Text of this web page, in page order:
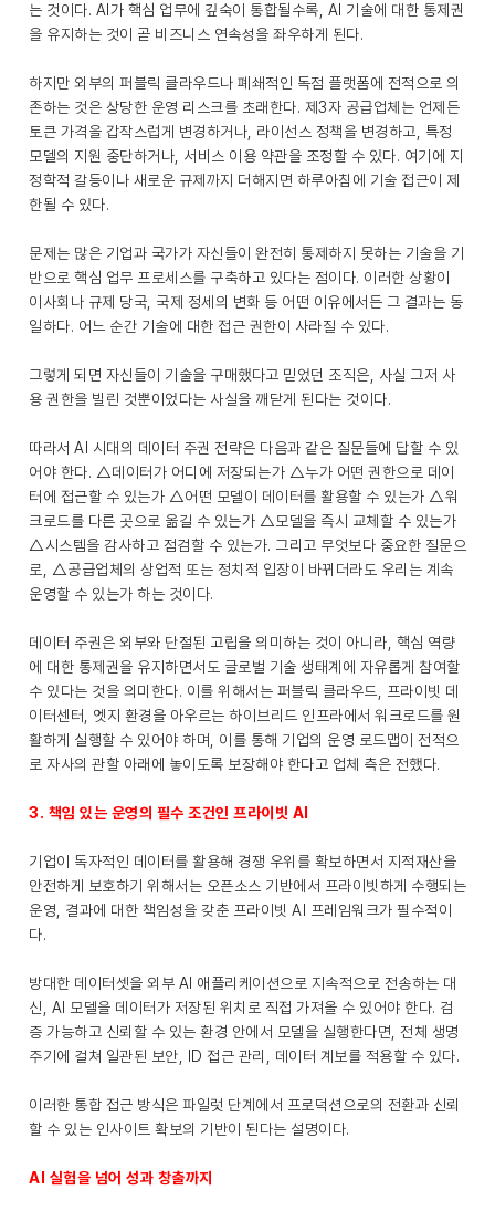
는 것이다. AI가 핵심 업무에 깊숙이 통합될수록, AI 기술에 대한 통제권
을 유지하는 것이 곧 비즈니스 연속성을 좌우하게 된다.
하지만 외부의 퍼블릭 클라우드나 폐쇄적인 독점 플랫폼에 전적으로 의
존하는 것은 상당한 운영 리스크를 초래한다. 제3자 공급업체는 언제든
토큰 가격을 갑작스럽게 변경하거나, 라이선스 정책을 변경하고, 특정
모델의 지원 중단하거나, 서비스 이용 약관을 조정할 수 있다. 여기에 지
정학적 갈등이나 새로운 규제까지 더해지면 하루아침에 기술 접근이 제
한될 수 있다.
문제는 많은 기업과 국가가 자신들이 완전히 통제하지 못하는 기술을 기
반으로 핵심 업무 프로세스를 구축하고 있다는 점이다. 이러한 상황이
이사회나 규제 당국, 국제 정세의 변화 등 어떤 이유에서든 그 결과는 동
일하다. 어느 순간 기술에 대한 접근 권한이 사라질 수 있다.
그렇게 되면 자신들이 기술을 구매했다고 믿었던 조직은, 사실 그저 사
용 권한을 빌린 것뿐이었다는 사실을 깨닫게 된다는 것이다.
따라서 AI 시대의 데이터 주권 전략은 다음과 같은 질문들에 답할 수 있
어야 한다. △데이터가 어디에 저장되는가 △누가 어떤 권한으로 데이
터에 접근할 수 있는가 △어떤 모델이 데이터를 활용할 수 있는가 △워
크로드를 다른 곳으로 옮길 수 있는가 △모델을 즉시 교체할 수 있는가
△시스템을 감사하고 점검할 수 있는가. 그리고 무엇보다 중요한 질문으
로, △공급업체의 상업적 또는 정치적 입장이 바뀌더라도 우리는 계속
운영할 수 있는가 하는 것이다.
데이터 주권은 외부와 단절된 고립을 의미하는 것이 아니라, 핵심 역량
에 대한 통제권을 유지하면서도 글로벌 기술 생태계에 자유롭게 참여할
수 있다는 것을 의미한다. 이를 위해서는 퍼블릭 클라우드, 프라이빗 데
이터센터, 엣지 환경을 아우르는 하이브리드 인프라에서 워크로드를 원
활하게 실행할 수 있어야 하며, 이를 통해 기업의 운영 로드맵이 전적으
로 자사의 관할 아래에 놓이도록 보장해야 한다고 업체 측은 전했다.
3. 책임 있는 운영의 필수 조건인 프라이빗 AI
기업이 독자적인 데이터를 활용해 경쟁 우위를 확보하면서 지적재산을
안전하게 보호하기 위해서는 오픈소스 기반에서 프라이빗하게 수행되는
운영, 결과에 대한 책임성을 갖춘 프라이빗 AI 프레임워크가 필수적이
다.
방대한 데이터셋을 외부 AI 애플리케이션으로 지속적으로 전송하는 대
신, AI 모델을 데이터가 저장된 위치로 직접 가져올 수 있어야 한다. 검
증 가능하고 신뢰할 수 있는 환경 안에서 모델을 실행한다면, 전체 생명
주기에 걸쳐 일관된 보안, ID 접근 관리, 데이터 계보를 적용할 수 있다.
이러한 통합 접근 방식은 파일럿 단계에서 프로덕션으로의 전환과 신뢰
할 수 있는 인사이트 확보의 기반이 된다는 설명이다.
AI 실험을 넘어 성과 창출까지